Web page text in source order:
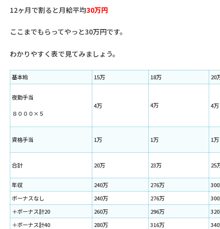
12ヶ月で割ると月給平均30万円
ここまでもらってやっと30万円です。
わかりやすく表で見てみましょう。
基本給 15万 18万 20
夜勤手当
８０００×５
4万 4万 4万
資格手当 1万 1万 1万
合計 20万 23万 25
年収 240万 276万
ボーナスなし
240万 276万
＋ボーナス計20
260万 296万
＋ボーナス計40
280万 316万